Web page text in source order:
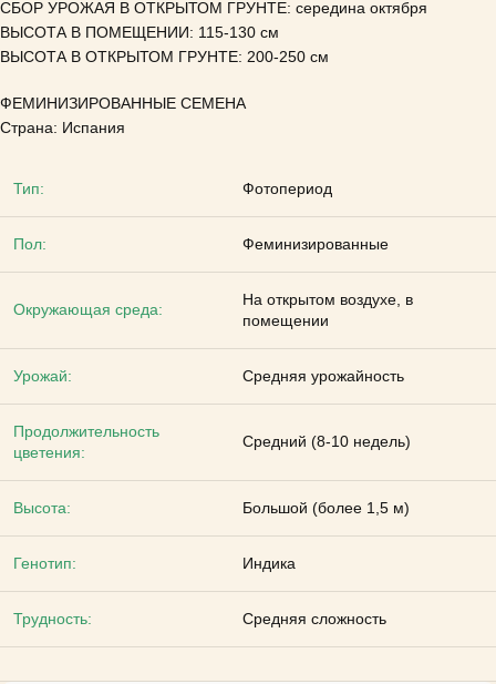
СБОР УРОЖАЯ В ОТКРЫТОМ ГРУНТЕ: середина октября
ВЫСОТА В ПОМЕЩЕНИИ: 115-130 см
ВЫСОТА В ОТКРЫТОМ ГРУНТЕ: 200-250 см
ФЕМИНИЗИРОВАННЫЕ СЕМЕНА
Страна: Испания
Тип: Фотопериод
Пол: Феминизированные
Окружающая среда:
На открытом воздухе, в
помещении
Урожай: Средняя урожайность
Продолжительность
цветения:
Средний (8-10 недель)
Высота: Большой (более 1,5 м)
Генотип: Индика
Трудность: Средняя сложность